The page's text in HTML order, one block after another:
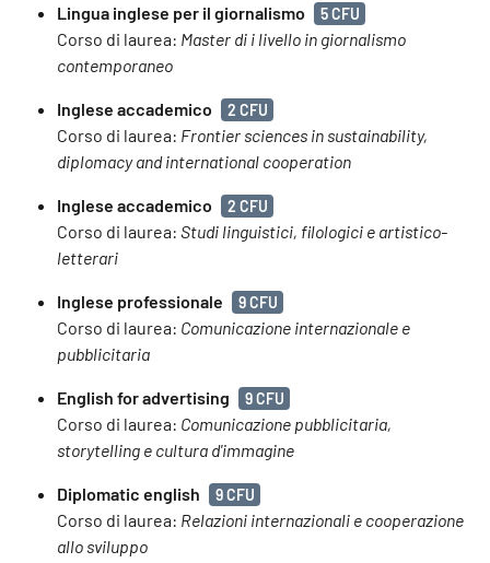
Lingua inglese per il giornalismo 5 CFU
Corso di laurea: Master di i livello in giornalismo
contemporaneo
Inglese accademico 2 CFU
Corso di laurea: Frontier sciences in sustainability,
diplomacy and international cooperation
Inglese accademico 2 CFU
Corso di laurea: Studi linguistici, filologici e artistico-
letterari
Inglese professionale 9 CFU
Corso di laurea: Comunicazione internazionale e
pubblicitaria
English for advertising 9 CFU
Corso di laurea: Comunicazione pubblicitaria,
storytelling e cultura d'immagine
Diplomatic english 9 CFU
Corso di laurea: Relazioni internazionali e cooperazione
allo sviluppo